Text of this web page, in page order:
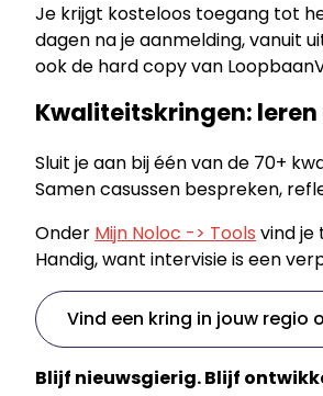
Je krijgt kosteloos toegang tot
dagen na je aanmelding, vanuit
ook de hard copy van
Kwaliteitskringen: leren
Sluit je aan bij één van de 70+
Samen casussen bespreken,
Onder Mijn Noloc -> Tools vind je
Handig, want intervisie is een
Vind een kring in jouw regio
Blijf nieuwsgierig. Blijf